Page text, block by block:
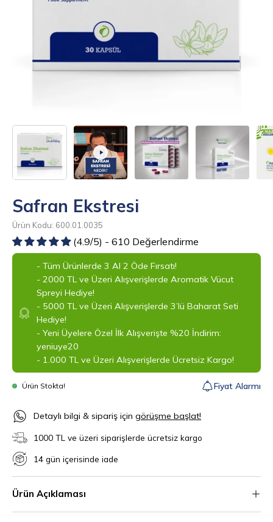
Safran Ekstresi
Ürün Kodu: 600.01.0035
(4.9/5) - 610 Değerlendirme
- Tüm Ürünlerde 3 Al 2 Öde Fırsatı!
- 2000 TL ve Üzeri Alışverişlerde Aromatik Vücut
Spreyi Hediye!
- 5000 TL ve Üzeri Alışverişlerde 3’lü Baharat Seti
Hediye!
- Yeni Üyelere Özel İlk Alışverişte %20 İndirim:
yeniuye20
- 1.000 TL ve Üzeri Alışverişlerde Ücretsiz Kargo!
Ürün Stokta! Fiyat Alarmı
‎Detaylı bilgi & sipariş için görüşme başlat!
1000 TL ve üzeri siparişlerde ücretsiz kargo
14 gün içerisinde iade
Ürün Açıklaması